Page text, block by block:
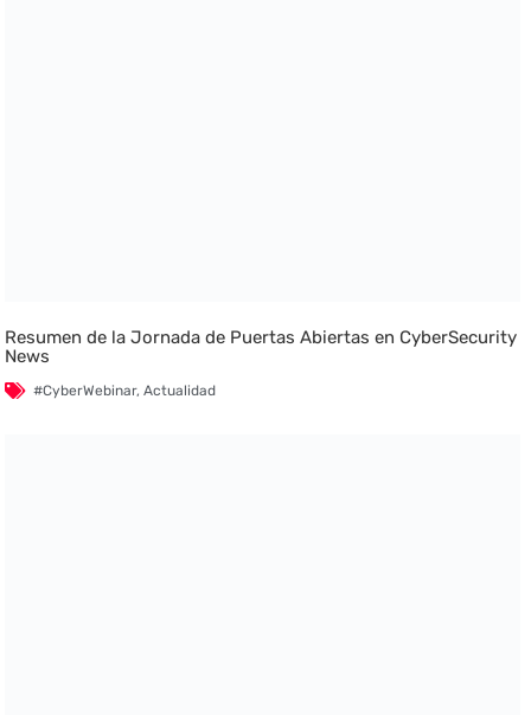
Resumen de la Jornada de Puertas Abiertas en CyberSecurity
News
#CyberWebinar,Actualidad